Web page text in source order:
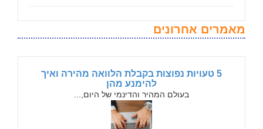
מאמרים אחרונים
5 טעויות נפוצות בקבלת הלוואה מהירה ואיך
להימנע מהן
בעולם המהיר והדינמי של היום,...